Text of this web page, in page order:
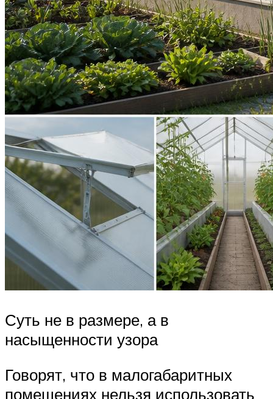
Суть не в размере, а в
насыщенности узора
Говорят, что в малогабаритных
помещениях нельзя использовать